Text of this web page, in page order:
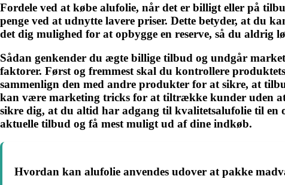
Fordele ved at købe alufolie, når det er billigt eller på
penge ved at udnytte lavere priser. Dette betyder, at du
det dig mulighed for at opbygge en reserve, så du
Sådan genkender du ægte billige tilbud og undgår
faktorer. Først og fremmest skal du kontrollere
sammenlign den med andre produkter for at sikre, at
kan være marketing tricks for at tiltrække kunder uden
sikre dig, at du altid har adgang til kvalitetsalufolie til en
aktuelle tilbud og få mest muligt ud af dine indkøb.
Hvordan kan alufolie anvendes udover at pakke